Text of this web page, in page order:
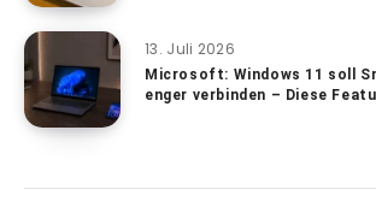
13. Juli 2026
Microsoft: Windows 11 soll
enger verbinden – Diese